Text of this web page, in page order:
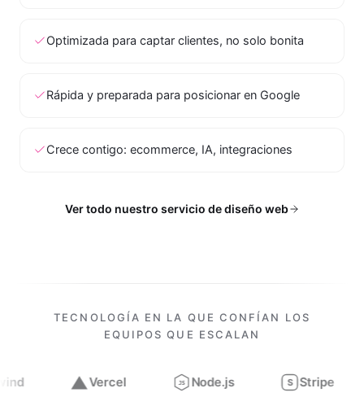
Optimizada para captar clientes, no solo bonita
Rápida y preparada para posicionar en Google
Crece contigo: ecommerce, IA, integraciones
Ver todo nuestro servicio de diseño web
TECNOLOGÍA EN LA QUE CONFÍAN LOS
EQUIPOS QUE ESCALAN
Vercel JS Node.js S Stripe Figma